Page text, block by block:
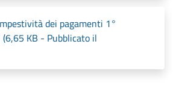
dei pagamenti 1°
KB - Pubblicato il